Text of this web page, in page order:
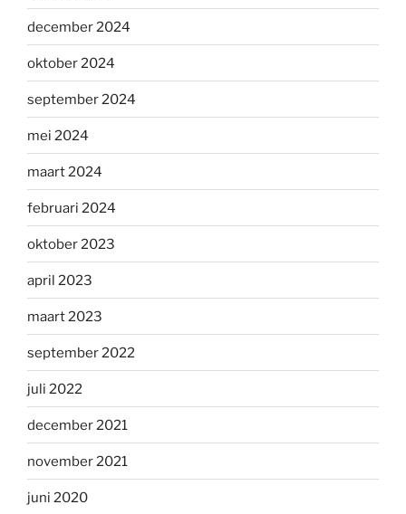
december 2024
oktober 2024
september 2024
mei 2024
maart 2024
februari 2024
oktober 2023
april 2023
maart 2023
september 2022
juli 2022
december 2021
november 2021
juni 2020